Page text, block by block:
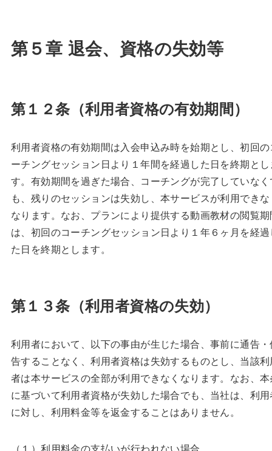
第５章 退会、資格の失効等
第１２条（利用者資格の有効期間）
利用者資格の有効期間は入会申込み時を始期とし、初回
ーチングセッション日より１年間を経過した日を終期と
す。有効期間を過ぎた場合、コーチングが完了していな
も、残りのセッションは失効し、本サービスが利用でき
なります。なお、プランにより提供する動画教材の閲覧
は、初回のコーチングセッション日より１年６ヶ月を経
た日を終期とします。
第１３条（利用者資格の失効）
利用者において、以下の事由が生じた場合、事前に通告
告することなく、利用者資格は失効するものとし、当該
者は本サービスの全部が利用できなくなります。なお、
に基づいて利用者資格が失効した場合でも、当社は、利
に対し、利用料金等を返金することはありません。